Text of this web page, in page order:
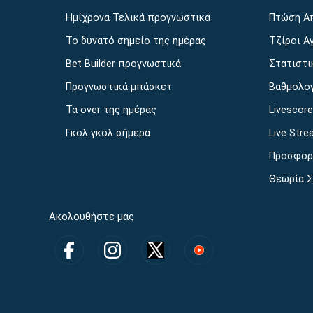
Ημίχρονα Τελικά προγνωστικά
Το δυνατό σημείο της ημέρας
Bet Builder προγνωστικά
Προγνωστικά μπάσκετ
Τα over της ημέρας
Γκολ γκολ σήμερα
Πτώση
Τζίροι
Live
Θεωρία
Ακολουθήστε μας